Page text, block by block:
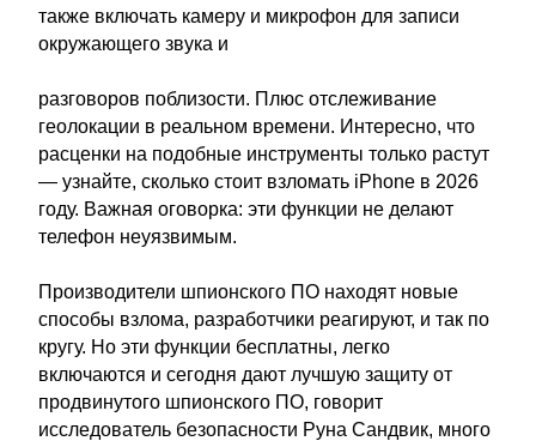
также включать камеру и микрофон для записи
окружающего звука и
разговоров поблизости. Плюс отслеживание
геолокации в реальном времени. Интересно, что
расценки на подобные инструменты только растут
— узнайте, сколько стоит взломать iPhone в 2026
году. Важная оговорка: эти функции не делают
телефон неуязвимым.
Производители шпионского ПО находят новые
способы взлома, разработчики реагируют, и так по
кругу. Но эти функции бесплатны, легко
включаются и сегодня дают лучшую защиту от
продвинутого шпионского ПО, говорит
исследователь безопасности Руна Сандвик, много